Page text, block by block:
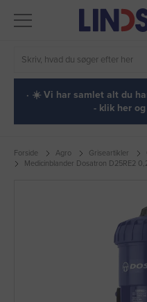
· ☀️ Vi har samlet alt du
- klik her
Forside Agro Griseartikler
Medicinblander Dosatron D25RE2